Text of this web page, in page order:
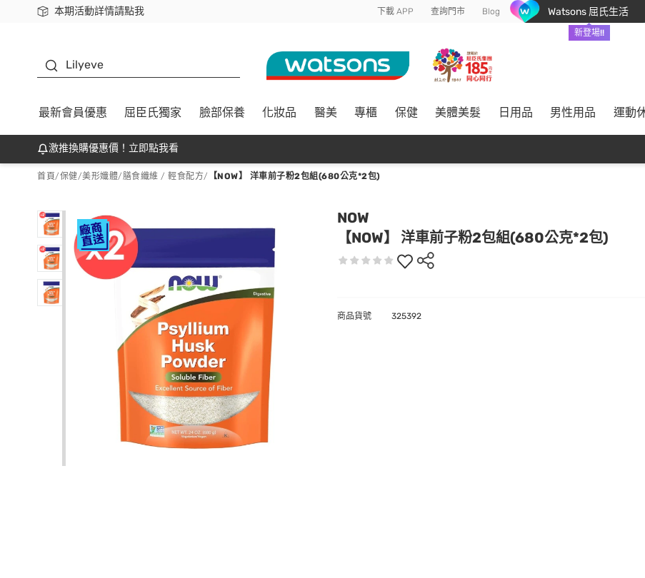
本期活動詳情請點我
下載app最高回饋$350 下載 APP 查詢門市 Blog Watsons 屈氏生活
新登場!!
Lilyeve
最新會員優惠 屈臣氏獨家 臉部保養 化妝品 醫美 專櫃 保健 美體美髮 日用品 男性用品 運動
激推換購優惠價！立即點我看
首頁/保健/美形孅體/膳食纖維 / 輕食配方/ 【NOW】 洋車前子粉2包組(680公克*2包)
NOW
【NOW】 洋車前子粉2包組(680公克*2包)
商品貨號 325392